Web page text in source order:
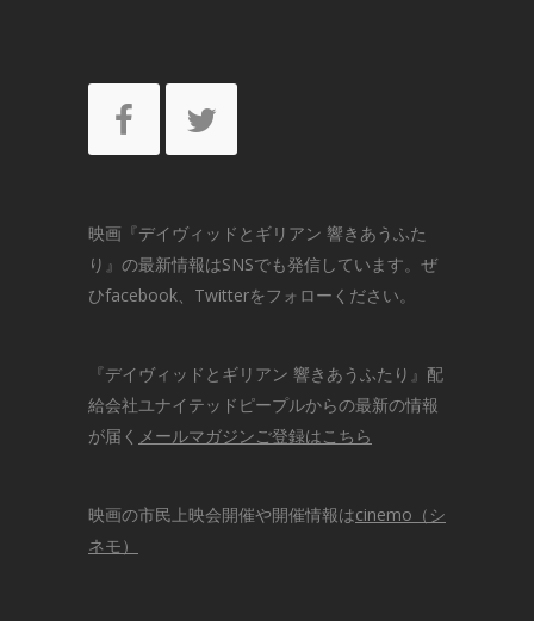
映画『デイヴィッドとギリアン 響きあうふた
り』の最新情報はSNSでも発信しています。ぜ
ひfacebook、 Twitterをフォローください。
『デイヴィッドとギリアン 響きあうふたり』配
給会社ユナイテッドピープルからの最新の情報
が届く メールマガジンご登録はこちら
映画の市民上映会開催や開催情報はcinemo（シ
ネモ）